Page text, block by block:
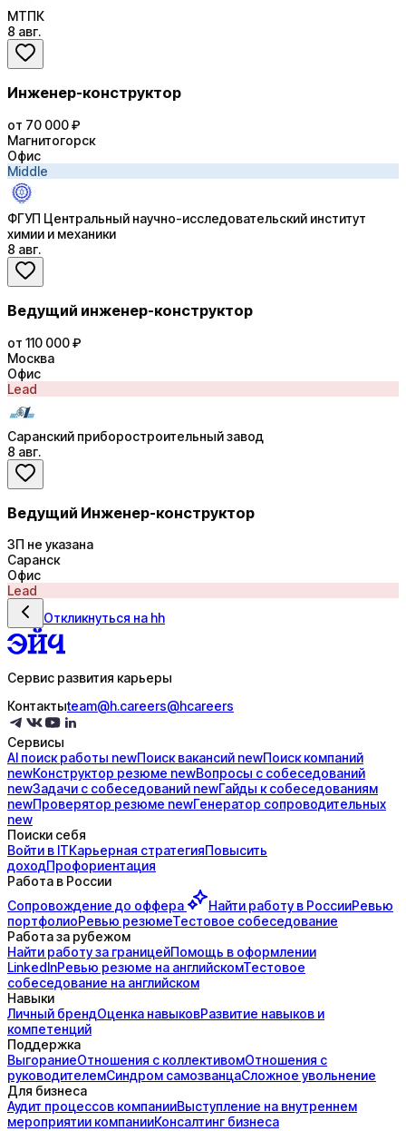
МТПК
8 авг.
Инженер-конструктор
от 70 000 ₽
Магнитогорск
Офис
Middle
ФГУП Центральный научно-исследовательский институт
химии и механики
8 авг.
Ведущий инженер-конструктор
от 110 000 ₽
Москва
Офис
Lead
Саранский приборостроительный завод
8 авг.
Ведущий Инженер-конструктор
ЗП не указана
Саранск
Офис
Lead
Откликнуться на hh
Сервис развития карьеры
Контактыteam@h.careers@hcareers
Сервисы
AI поискработы newПоисквакансий newПоисккомпаний
newКонструктор резюме newВопросы с собеседований
newЗадачи с собеседований newГайды ксобеседованиям
newПроверятор резюме newГенератор сопроводительных
new
Поиски себя
Войти в ITКарьерная стратегияПовысить
доходПрофориентация
Работа в России
Сопровождение до оффера Найти работу в РоссииРевью
портфолиоРевью резюмеТестовое собеседование
Работа за рубежом
Найти работу за границейПомощь в оформлении
LinkedInРевью резюме на английскомТестовое
собеседование на английском
Навыки
Личный брендОценка навыковРазвитие навыков и
компетенций
Поддержка
ВыгораниеОтношения с коллективомОтношения с
руководителемСиндром самозванцаСложное увольнение
Для бизнеса
Аудит процессов компанииВыступление на внутреннем
мероприятии компанииКонсалтинг бизнеса